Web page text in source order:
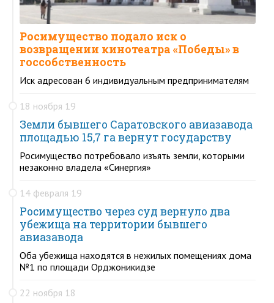
Росимущество подало иск о
возвращении кинотеатра «Победы» в
госсобственность
Иск адресован 6 индивидуальным предпринимателям
18 ноября 19
Земли бывшего Саратовского авиазавода
площадью 15,7 га вернут государству
Росимущество потребовало изъять земли, которыми
незаконно владела «Синергия»
14 февраля 19
Росимущество через суд вернуло два
убежища на территории бывшего
авиазавода
Оба убежища находятся в нежилых помещениях дома
№1 по площади Орджоникидзе
22 ноября 18